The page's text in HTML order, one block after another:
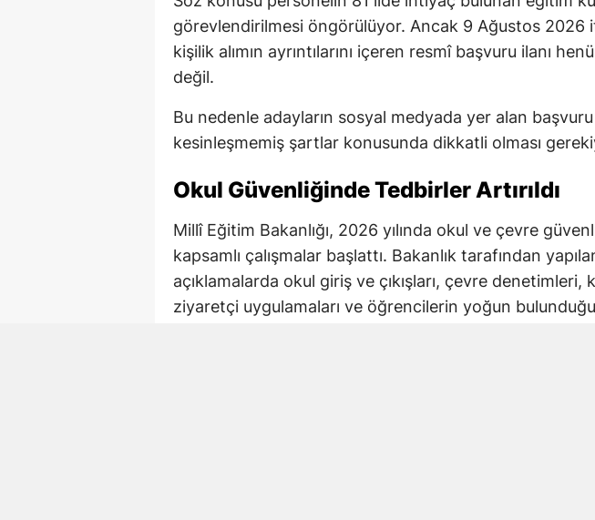
görevlendirilmesi öngörülüyor. Ancak 9 Ağustos 2026
kişilik alımın ayrıntılarını içeren resmî başvuru ilanı
değil.
Bu nedenle adayların sosyal medyada yer alan başvuru
kesinleşmemiş şartlar konusunda dikkatli olması
Okul Güvenliğinde Tedbirler Artırıldı
Millî Eğitim Bakanlığı, 2026 yılında okul ve çevre
kapsamlı çalışmalar başlattı. Bakanlık tarafından
açıklamalarda okul giriş ve çıkışları, çevre denetimleri,
ziyaretçi uygulamaları ve öğrencilerin yoğun